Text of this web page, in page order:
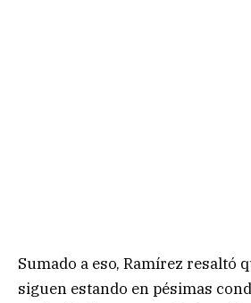
Sumado a eso, Ramírez resaltó
siguen estando en pésimas